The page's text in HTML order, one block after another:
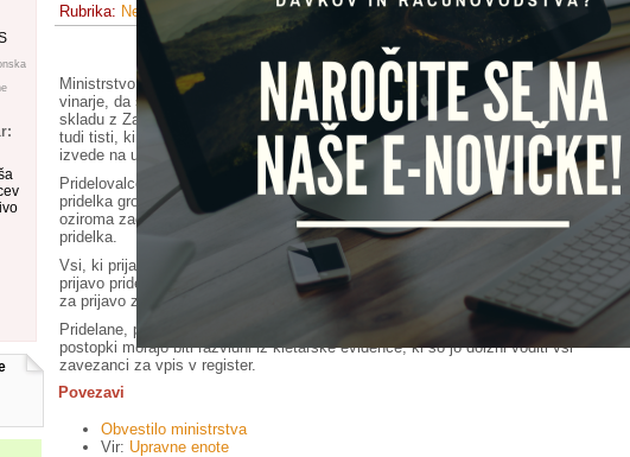
Rubrika: Ne spreglejte Natisni
Ministrstvo za kmetijstvo, gozdarstvo in prehrano obvešča vse vinogradnike in
vinarje, da so dolžni prijaviti letni pridelek grozdja, mošta in vina. Pridelek so v
skladu z Zakonom o vinu dolžni prijaviti vsi, ki obdelujejo vsaj 0,1 ha vinogradov in
tudi tisti, ki obdelujejo manjšo površino, če pridelke tržijo. Prijavo pridelka se
izvede na upravni enoti najpozneje do 20. novembra po trgatvi.
Pridelovalcem, ki celoten pridelek grozdja oddajo kleti (zadrugi), ni treba prijaviti
pridelka grozdja na upravni enoti, če to obvezo v njihovem imenu opravi klet
oziroma zadruga. Če oddajo le del pridelka, so sami dolžni prijaviti preostali del
pridelka.
Vsi, ki prijavljajo pridelek in še niso prijavili zalog za letošnje leto, morajo hkrati s
prijavo pridelka prijaviti tudi zaloge vina, ki so jih imeli v kleti na 31. julij 2011. Rok
za prijavo zalog je bil 7. september.
Pridelane, prodane, porabljene in skladiščene količine vina ter izvedeni enološki
postopki morajo biti razvidni iz kletarske evidence, ki so jo dolžni voditi vsi
zavezanci za vpis v register.
Povezavi
Obvestilo ministrstva
Vir: Upravne enote